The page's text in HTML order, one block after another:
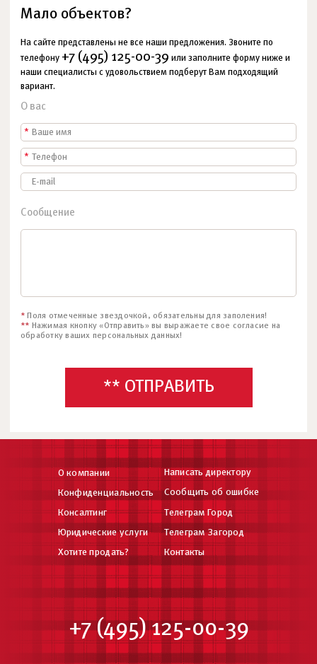
Мало объектов?
На сайте представлены не все наши предложения. Звоните по
телефону +7 (495) 125-00-39 или заполните форму ниже и
наши специалисты с удовольствием подберут Вам подходящий
вариант.
О вас
*
*
Сообщение
* Поля отмеченные звездочкой, обязательны для заполения!
** Нажимая кнопку «Отправить» вы выражаете свое согласие на
обработку ваших персональных данных!
** ОТПРАВИТЬ
О компании
Конфиденциальность
Консалтинг
Юридические услуги
Хотите продать?
Написать директору
Сообщить об ошибке
Телеграм Город
Телеграм Загород
Контакты
+7 (495) 125-00-39